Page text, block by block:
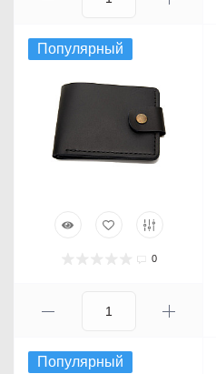
Популярный
0
Популярный